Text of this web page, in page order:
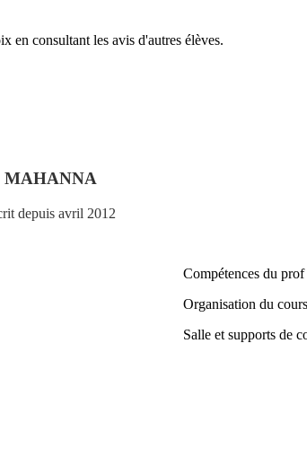
en consultant les avis d'autres élèves.
MAHANNA
depuis avril 2012
Compétences du prof
Organisation du cours
Salle et supports de